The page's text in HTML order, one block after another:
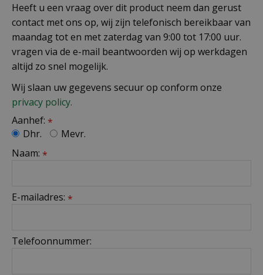
Heeft u een vraag over dit product neem dan gerust
contact met ons op, wij zijn telefonisch bereikbaar van
maandag tot en met zaterdag van 9:00 tot 17:00 uur.
vragen via de e-mail beantwoorden wij op werkdagen
altijd zo snel mogelijk.
Wij slaan uw gegevens secuur op conform onze
privacy policy.
Aanhef: *
Dhr.
Mevr.
Naam: *
E-mailadres: *
Telefoonnummer: